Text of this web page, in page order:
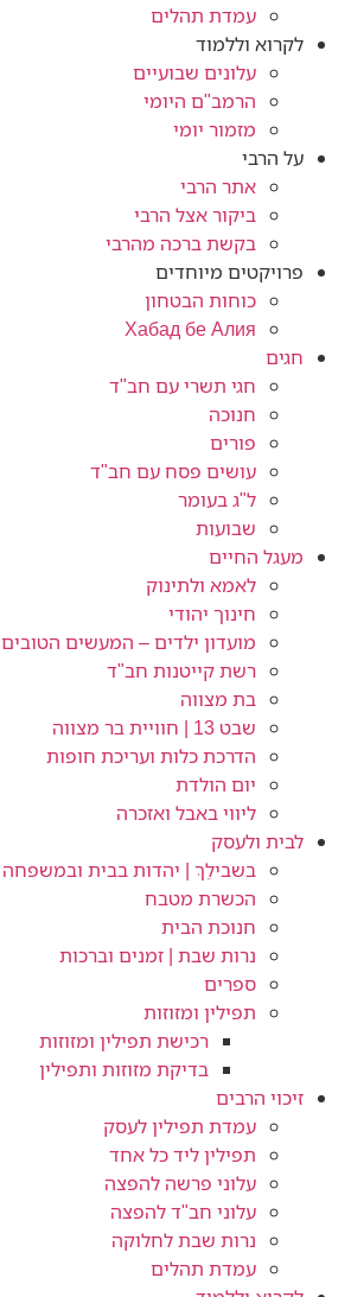
עמדת תהלים
לקרוא וללמוד
עלונים שבועיים
הרמב"ם היומי
מזמור יומי
על הרבי
אתר הרבי
ביקור אצל הרבי
בקשת ברכה מהרבי
פרויקטים מיוחדים
כוחות הבטחון
Хабад бе Алия
חגים
חגי תשרי עם חב"ד
חנוכה
פורים
עושים פסח עם חב"ד
ל"ג בעומר
שבועות
מעגל החיים
לאמא ולתינוק
חינוך יהודי
מועדון ילדים – המעשים הטובים
רשת קייטנות חב"ד
בת מצווה
שבט 13 | חוויית בר מצווה
הדרכת כלות ועריכת חופות​
יום הולדת
ליווי באבל ואזכרה
לבית ולעסק
בשבילֵךְ | יהדות בבית ובמשפחה
הכשרת מטבח
חנוכת הבית
נרות שבת | זמנים וברכות
ספרים
תפילין ומזוזות
רכישת תפילין ומזוזות
בדיקת מזוזות ותפילין
זיכוי הרבים
עמדת תפילין לעסק
תפילין ליד כל אחד
עלוני פרשה להפצה
עלוני חב"ד להפצה
נרות שבת לחלוקה
עמדת תהלים